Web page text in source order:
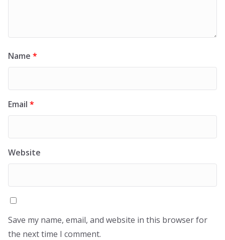
Name *
Email *
Website
Save my name, email, and website in this browser for
the next time I comment.